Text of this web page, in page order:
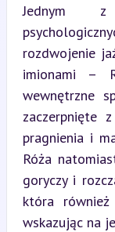
Jednym z
rozdwojenie
imionami –
wewnętrzne
zaczerpnięte
pragnienia i
Róża
goryczy i
która również
wskazując na